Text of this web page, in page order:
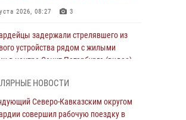
2026, 08:27 3
задержали стрелявшего из
устройства рядом с жилыми
в центре Санкт-Петербурга (видео)
спецназ Росгвардии оказал
при задержании подозреваемых
НОВОСТИ
Северо-Кавказским округом
совершил рабочую поездку в